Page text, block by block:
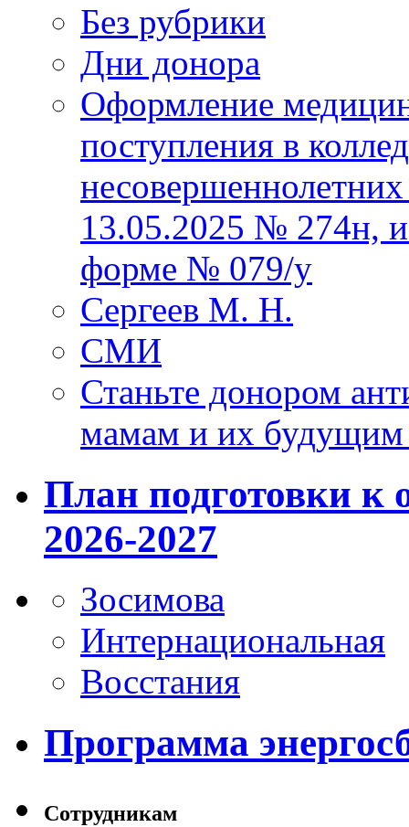
Без рубрики
Дни донора
Оформление
поступления в
13.05.2025 № 274н,
форме № 079/у
Сергеев М. Н.
СМИ
Станьте донором
мамам и их
План подготовки к
2026-2027
Зосимова
Интернациональная
Восстания
Программа
Сотрудникам